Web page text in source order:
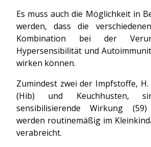
Es muss auch die Möglichkeit in
werden, dass die
Kombination bei der
Hypersensibilität und
wirken können.
Zumindest zwei der Impfstoffe,
(Hib) und Keuchhusten,
sensibilisierende Wirkung
werden routinemäßig im
verabreicht.